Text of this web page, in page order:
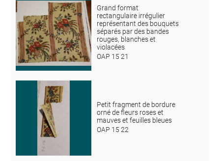
Grand format
rectangulaire irrégulier
représentant des bouquets
séparés par des bandes
rouges, blanches et
violacées
OAP 15 21
Petit fragment de bordure
orné de fleurs roses et
mauves et feuilles bleues
OAP 15 22